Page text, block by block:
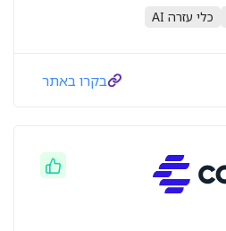
כלי עזרה AI
בקרו באתר